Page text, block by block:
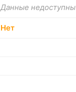
Данные недоступны
Нет